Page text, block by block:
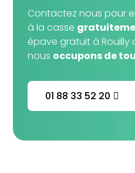
Contactez nous pour
à la casse
épave gratuit à Rouilly
nous occupons de
01 88 33 52 20